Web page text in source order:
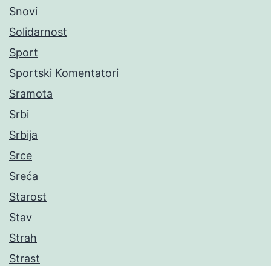
Snovi
Solidarnost
Sport
Sportski Komentatori
Sramota
Srbi
Srbija
Srce
Sreća
Starost
Stav
Strah
Strast